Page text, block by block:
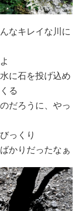
なキレイな川に
に石を投げ込め
る
だろうに、やっ
っくり
かりだったなぁ